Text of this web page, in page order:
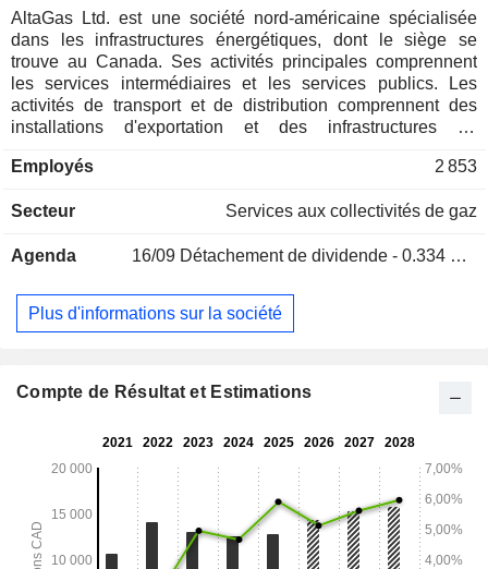
AltaGas Ltd. est une société nord-américaine spécialisée
dans les infrastructures énergétiques, dont le siège se
trouve au Canada. Ses activités principales comprennent
les services intermédiaires et les services publics. Les
activités de transport et de distribution comprennent des
installations d'exportation et des infrastructures de
installations de stockage d'hydrocarbures en Amérique du
tête de puits jusqu'aux marchés d'exportation mondiaux
également des services intégrés de manutention des
ferroviaire, les pipelines, les services de transport et les
fluides de forage ; des initiatives de commercialisation du
cogénération au gaz. L'activité de services publics est
commerciaux et industriels dans quatre juridictions aux
États-Unis. L'activité de services publics comprend
également des participations dans des installations de
stockage de gaz naturel.
Employés 2 853
Secteur Services aux collectivités de gaz
Agenda 16/09 Détachement de dividende - 0.334 CAD
Plus d'informations sur la société
Compte de Résultat et Estimations